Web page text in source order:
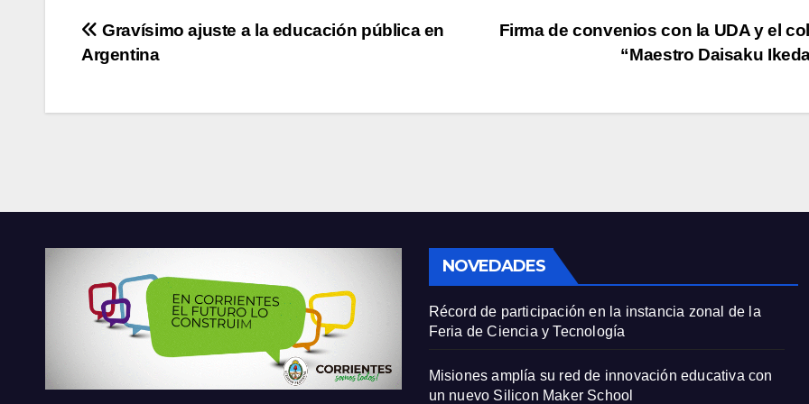
Navegación
de
entradas
Firma de convenios con la UDA y el
“Maestro Daisaku
Gravísimo ajuste a la educación pública en
Argentina
NOVEDADES
Récord de participación en la instancia zonal de la
Feria de Ciencia y Tecnología
Misiones amplía su red de innovación educativa con
un nuevo Silicon Maker School